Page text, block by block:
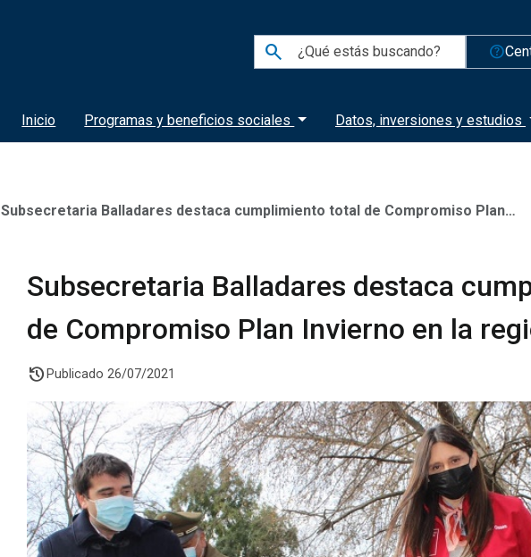
search help_outline
Inicio Programas y beneficios sociales Datos, inversiones y estudios
Subsecretaria Balladares destaca cumplimiento total de Compromiso Plan Invierno en la región del Ñuble
Subsecretaria Balladares destaca
de Compromiso Plan Invierno en la
history Publicado 26/07/2021